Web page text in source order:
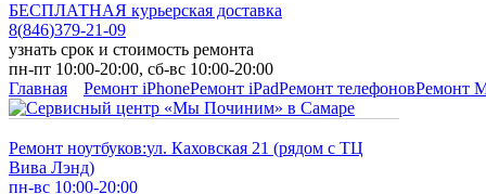
БЕСПЛАТНАЯ курьерская доставка
8(846)379-21-09
узнать срок и стоимость ремонта
пн-пт 10:00-20:00, сб-вс 10:00-20:00
Главная
Ремонт iPhoneРемонт iPadРемонт телефоновРемонт
Ремонт ноутбуков:ул. Каховская 21 (рядом с ТЦ
Вива Лэнд)
пн-вс 10:00-20:00